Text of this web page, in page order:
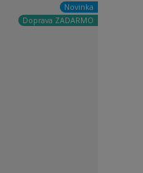
Novinka
Doprava ZADARMO